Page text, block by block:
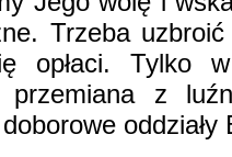
Trzeba
opłaci. Tylko
przemiana z